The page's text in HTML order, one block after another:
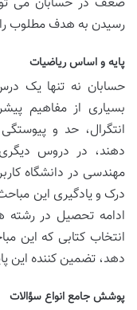
رسیدن به هدف مطلوب را
پایه و اساس ریاضیات
حسابان نه تنها یک
بسیاری از مفاهیم
انتگرال، حد و
دهند، در دروس
مهندسی در دانشگاه
درک و یادگیری این
ادامه تحصیل در رشته
انتخاب کتابی که این
دهد، تضمین کننده این
پوشش جامع انواع سؤالات